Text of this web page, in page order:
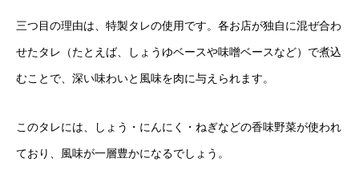
三つ目の理由は、特製タレの使用です。各お店が独自に混ぜ合わ
せたタレ（たとえば、しょうゆベースや味噌ベースなど）で煮込
むことで、深い味わいと風味を肉に与えられます。
このタレには、しょう・にんにく・ねぎなどの香味野菜が使われ
ており、風味が一層豊かになるでしょう。